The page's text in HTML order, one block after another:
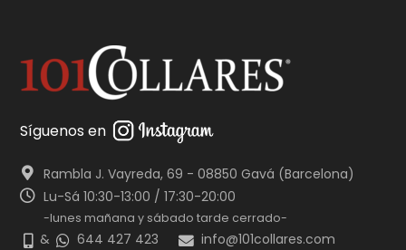
Síguenos en
Rambla J. Vayreda, 69 - 08850 Gavá (Barcelona)
Lu-Sá 10:30-13:00 / 17:30-20:00
-lunes mañana y sábado tarde cerrado-
& 644 427 423 info@101collares.com